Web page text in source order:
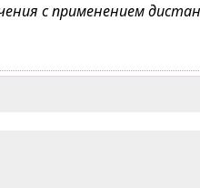
с применением